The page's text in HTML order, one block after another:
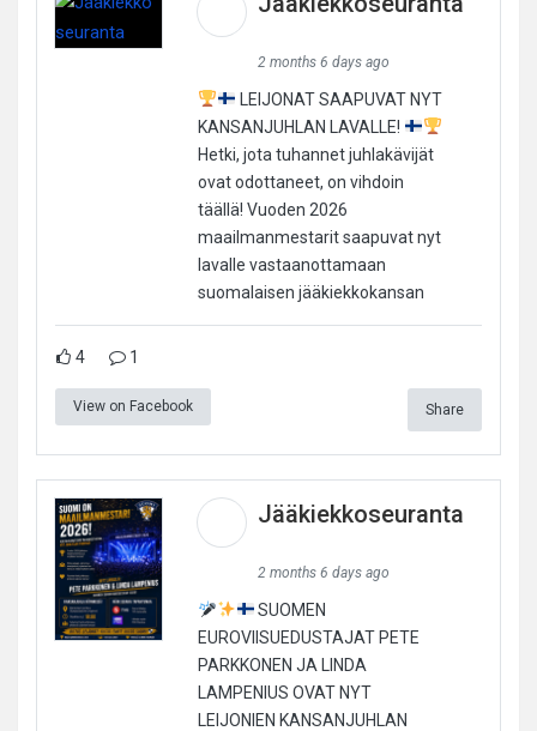
2 months 6 days ago
LEIJONAT SAAPUVAT NYT
KANSANJUHLAN LAVALLE!
Hetki, jota tuhannet juhlakävijät
ovat odottaneet, on vihdoin
täällä! Vuoden 2026
maailmanmestarit saapuvat nyt
lavalle vastaanottamaan
suomalaisen jääkiekkokansan
4 1
View on Facebook Share
Jääkiekkoseuranta
2 months 6 days ago
SUOMEN
EUROVIISUEDUSTAJAT PETE
PARKKONEN JA LINDA
LAMPENIUS OVAT NYT
LEIJONIEN KANSANJUHLAN